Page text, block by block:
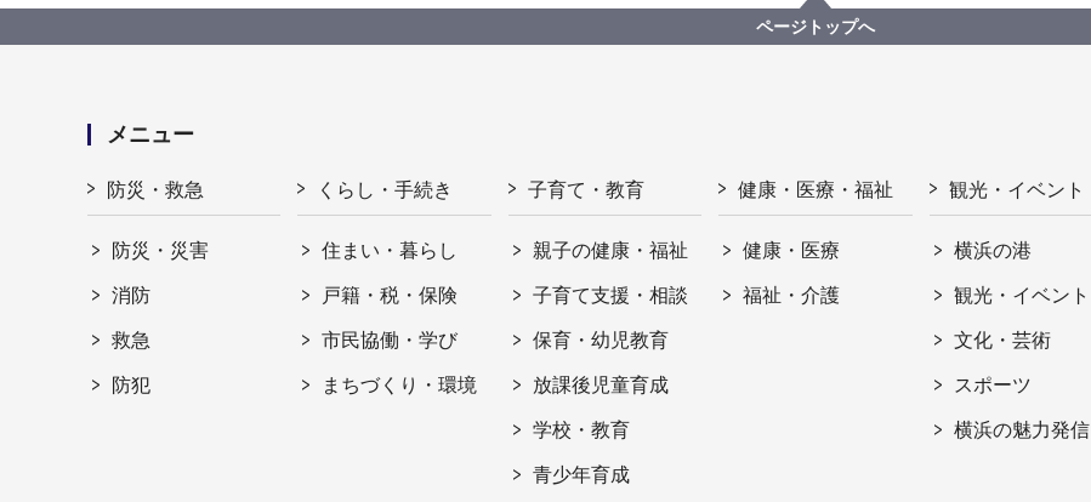
ページトップへ
メニュー
防災・救急
防災・災害
消防
救急
防犯
くらし・手続き
住まい・暮らし
戸籍・税・保険
市民協働・学び
まちづくり・環境
子育て・教育
親子の健康・福祉
子育て支援・相談
保育・幼児教育
放課後児童育成
学校・教育
青少年育成
健康・医療・福祉
健康・医療
福祉・介護
観光・イベント
横浜の港
観光・イベント
文化・芸術
スポーツ
横浜の魅力発信